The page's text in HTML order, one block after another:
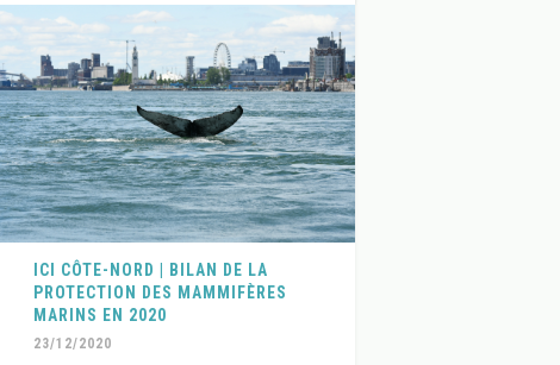
ICI CÔTE-NORD | BILAN DE LA
PROTECTION DES MAMMIFÈRES
MARINS EN 2020
23/12/2020